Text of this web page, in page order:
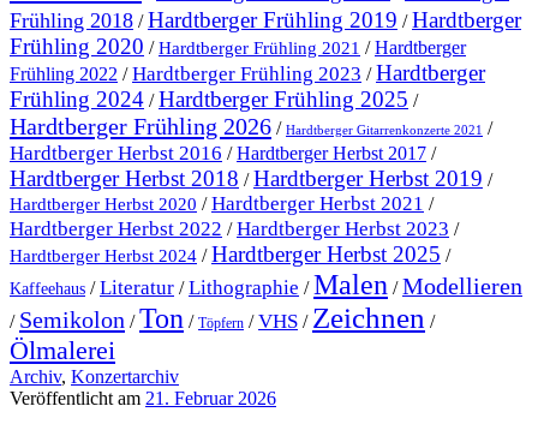
Frühling 2018 /Hardtberger Frühling 2019 /Hardtberger
Frühling 2020 /Hardtberger Frühling 2021 /Hardtberger
Frühling 2022 /Hardtberger Frühling 2023 /Hardtberger
Frühling 2024 /Hardtberger Frühling 2025 /
Hardtberger Frühling 2026 / Hardtberger Gitarrenkonzerte 2021 /
Hardtberger Herbst 2016 /Hardtberger Herbst 2017 /
Hardtberger Herbst 2018 /Hardtberger Herbst 2019 /
Hardtberger Herbst 2020 /Hardtberger Herbst 2021 /
Hardtberger Herbst 2022 /Hardtberger Herbst 2023 /
Hardtberger Herbst 2024 /Hardtberger Herbst 2025 /
Kaffeehaus /Literatur /Lithographie /Malen /Modellieren
/ Semikolon /Ton / Töpfern /VHS / Zeichnen /
Ölmalerei
Archiv, Konzertarchiv
Veröffentlicht am 21. Februar 2026